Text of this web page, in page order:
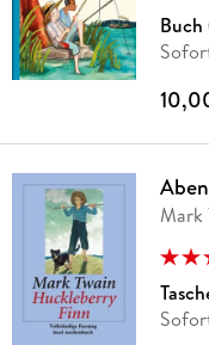
Buch
Mark